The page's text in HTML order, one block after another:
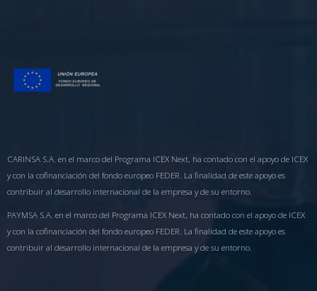
CARINSA S.A. en el marco del Programa ICEX Next, ha contado con el apoyo de ICEX
y con la cofinanciación del fondo europeo FEDER. La finalidad de este apoyo es
contribuir al desarrollo internacional de la empresa y de su entorno.
PAYMSA S.A. en el marco del Programa ICEX Next, ha contado con el apoyo de ICEX
y con la cofinanciación del fondo europeo FEDER. La finalidad de este apoyo es
contribuir al desarrollo internacional de la empresa y de su entorno.